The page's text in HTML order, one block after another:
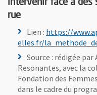
intervenir face à des
rue
Lien : https://
elles.fr/
, Ouvre une nouvelle
Source : rédigée
Resonantes, avec la
Fondation des
dans le cadre du